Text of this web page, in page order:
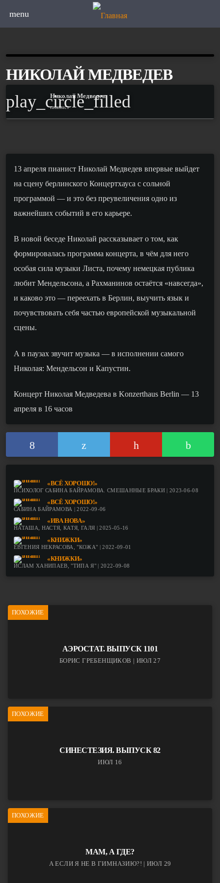
menu
НИКОЛАЙ МЕДВЕДЕВ
play_circle_filled
Николай Медведев
пианист
13 апреля пианист Николай Медведев впервые выйдет
на сцену берлинского Концертхауса с сольной
программой — и это без преувеличения одно из
важнейших событий в его карьере.
В новой беседе Николай рассказывает о том, как
формировалась программа концерта, в чём для него
особая сила музыки Листа, почему немецкая публика
любит Мендельсона, а Рахманинов остаётся «навсегда»,
и каково это — переехать в Берлин, выучить язык и
почувствовать себя частью европейской музыкальной
сцены.
А в паузах звучит музыка — в исполнении самого
Николая: Мендельсон и Капустин.
Концерт Николая Медведева в Konzerthaus Berlin — 13
апреля в 16 часов
«ВСЁ ХОРОШО!»
ПСИХОЛОГ САБИНА БАЙРАМОВА. СМЕШАННЫЕ БРАКИ | 2023-06-08
«ВСЁ ХОРОШО!»
САБИНА БАЙРАМОВА | 2022-09-06
«ИВА НОВА»
НАТАША, НАСТЯ, КАТЯ, ГАЛЯ | 2025-05-16
«КНИЖКИ»
ЕВГЕНИЯ НЕКРАСОВА, "КОЖА" | 2022-09-01
«КНИЖКИ»
ИСЛАМ ХАНИПАЕВ, "ТИПА Я" | 2022-09-08
ПОХОЖИЕ
АЭРОСТАТ. ВЫПУСК 1101
БОРИС ГРЕБЕНЩИКОВ | ИЮЛ 27
ПОХОЖИЕ
СИНЕСТЕЗИЯ. ВЫПУСК 82
ИЮЛ 16
ПОХОЖИЕ
МАМ, А ГДЕ?
А ЕСЛИ Я НЕ В ГИМНАЗИЮ?! | ИЮЛ 29